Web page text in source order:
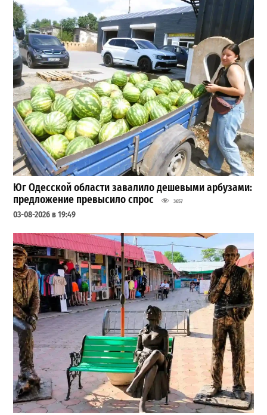
Юг Одесской области завалило дешевыми арбузами:
предложение превысило спрос
3657
03-08-2026 в 19:49